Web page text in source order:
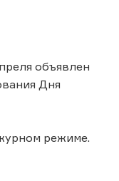
объявлен
Дня
режиме.